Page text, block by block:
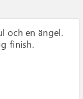
och en ängel.
finish.